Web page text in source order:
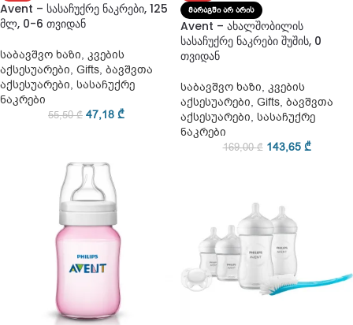
Avent – სასაჩუქრე ნაკრები, 125
მლ, 0-6 თვიდან
საბავშვო ხაზი, კვების
აქსესუარები, Gifts, ბავშვთა
აქსესუარები, სასაჩუქრე
ნაკრები
55,50₾ 47,18 ₾
ᲛᲐᲠᲐᲒᲨᲘ ᲐᲠ ᲐᲠᲘᲡ
Avent – ახალშობილის
სასაჩუქრე ნაკრები შუშის, 0
თვიდან
საბავშვო ხაზი, კვების
აქსესუარები, Gifts, ბავშვთა
აქსესუარები, სასაჩუქრე
ნაკრები
169,00₾ 143,65 ₾